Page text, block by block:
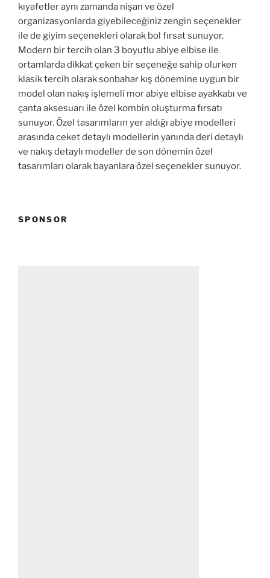
kıyafetler aynı zamanda nişan ve özel
organizasyonlarda giyebileceğiniz zengin seçenekler
ile de giyim seçenekleri olarak bol fırsat sunuyor.
Modern bir tercih olan 3 boyutlu abiye elbise ile
ortamlarda dikkat çeken bir seçeneğe sahip olurken
klasik tercih olarak sonbahar kış dönemine uygun bir
model olan nakış işlemeli mor abiye elbise ayakkabı ve
çanta aksesuarı ile özel kombin oluşturma fırsatı
sunuyor. Özel tasarımların yer aldığı abiye modelleri
arasında ceket detaylı modellerin yanında deri detaylı
ve nakış detaylı modeller de son dönemin özel
tasarımları olarak bayanlara özel seçenekler sunuyor.
SPONSOR